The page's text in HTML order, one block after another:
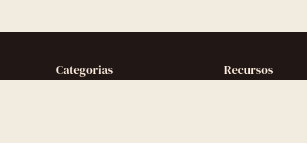
Categorias Recursos